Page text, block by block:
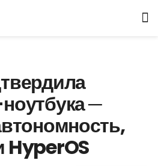
─
HyperOS